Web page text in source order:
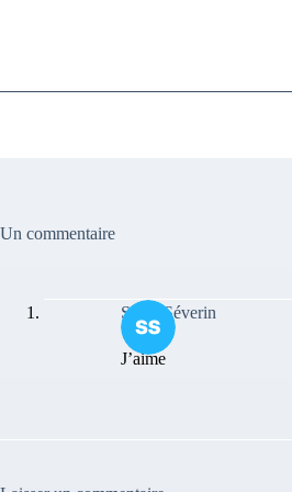
Un commentaire
Sewa Séverin
J’aime